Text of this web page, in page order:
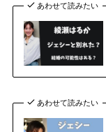
あわせて読みたい
あわせて読みたい